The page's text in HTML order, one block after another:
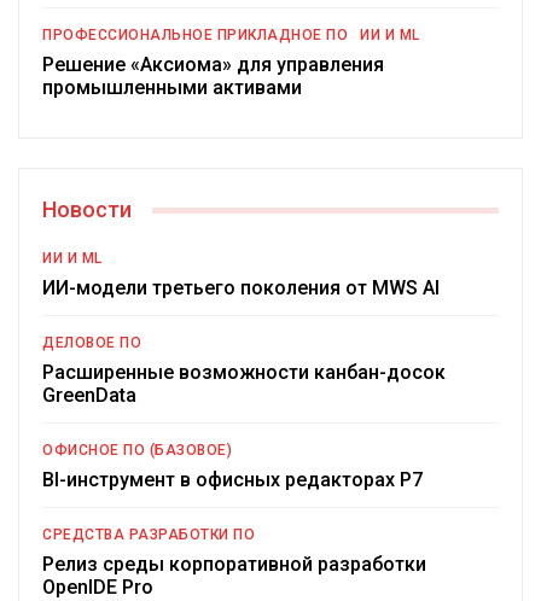
ПРОФЕССИОНАЛЬНОЕ ПРИКЛАДНОЕ ПО ИИ И ML
Решение «Аксиома» для управления
промышленными активами
Новости
ИИ И ML
ИИ-модели третьего поколения от MWS AI
ДЕЛОВОЕ ПО
Расширенные возможности канбан-досок
GreenData
ОФИСНОЕ ПО (БАЗОВОЕ)
BI-инструмент в офисных редакторах Р7
СРЕДСТВА РАЗРАБОТКИ ПО
Релиз среды корпоративной разработки
OpenIDE Pro